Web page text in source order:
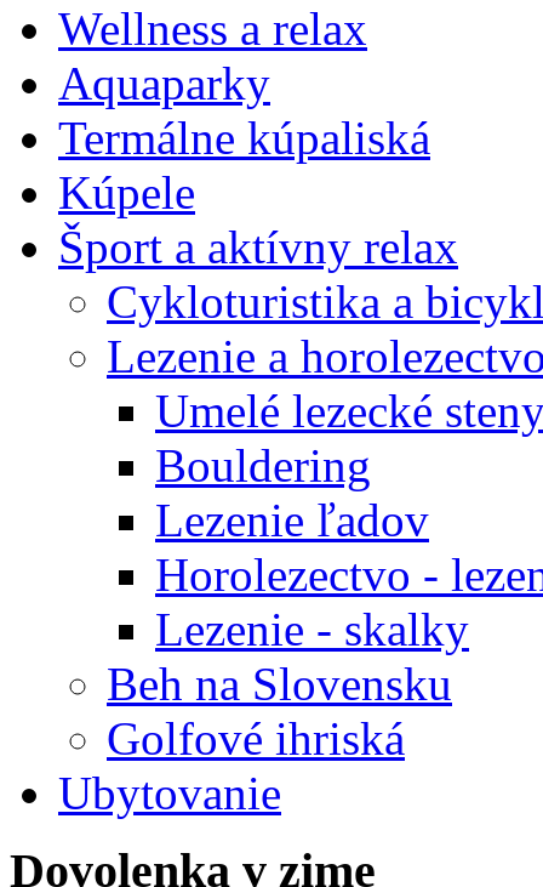
Wellness a relax
Aquaparky
Termálne kúpaliská
Kúpele
Šport a aktívny relax
Cykloturistika a
Lezenie a
Umelé lezecké
Bouldering
Lezenie ľadov
Horolezectvo -
Lezenie - skalky
Beh na Slovensku
Golfové ihriská
Ubytovanie
Dovolenka v zime